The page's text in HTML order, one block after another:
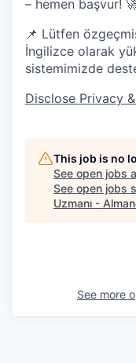
– hemen başvur!
📌 Lütfen
İngilizce olarak
sistemimizde
Disclose Privacy
This job is no
See open jobs
See open jobs
Uzmanı -
See more